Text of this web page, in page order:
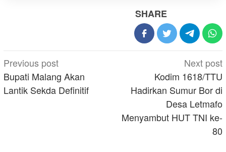
SHARE
Post
navigation
Previous post
Bupati Malang Akan
Lantik Sekda Definitif
Next post
Kodim 1618/TTU
Hadirkan Sumur Bor di
Desa Letmafo
Menyambut HUT TNI ke-
80